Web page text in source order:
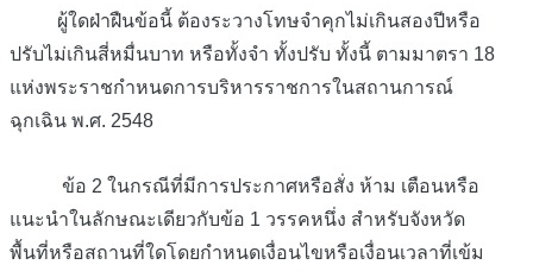
ผู้ใดฝ่าฝืนข้อนี้ ต้องระวางโทษจำคุกไม่เกินสองปีหรือ
ปรับไม่เกินสี่หมื่นบาท หรือทั้งจำ ทั้งปรับ ทั้งนี้ ตามมาตรา 18
แห่งพระราชกำหนดการบริหารราชการในสถานการณ์
ฉุกเฉิน พ.ศ. 2548
ข้อ 2 ในกรณีที่มีการประกาศหรือสั่ง ห้าม เตือนหรือ
แนะนำในลักษณะเดียวกับข้อ 1 วรรคหนึ่ง สำหรับจังหวัด
พื้นที่หรือสถานที่ใดโดยกำหนดเงื่อนไขหรือเงื่อนเวลาที่เข้ม